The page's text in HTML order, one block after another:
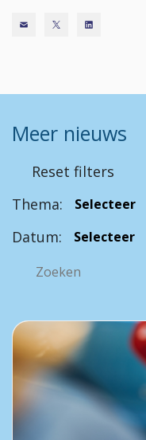
Meer nieuws
Reset filters
Thema:
Datum: